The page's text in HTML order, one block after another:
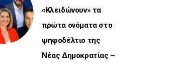
«Κλειδώνουν» τα
πρώτα ονόματα στο
ψηφοδέλτιο της
Νέας Δημοκρατίας –